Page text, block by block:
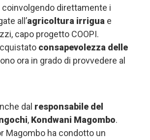
direttamente i
all’agricoltura irrigua e
capo progetto COOPI.
consapevolezza delle
ora in grado di provvedere al
dal responsabile del
,Kondwani Magombo.
Magombo ha condotto un